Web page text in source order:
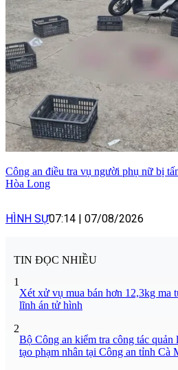
Công an điều tra vụ người phụ nữ bị
Hòa Long
HÌNH SỰ07:14 | 07/08/2026
TIN ĐỌC NHIỀU
1
Xét xử vụ mua bán hơn 12,3kg ma
lĩnh án tử hình
2
Bộ Công an kiểm tra công tác
tạo phạm nhân tại Công an tỉnh Cà